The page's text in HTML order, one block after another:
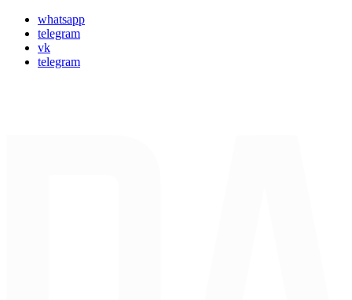
whatsapp
telegram
vk
telegram